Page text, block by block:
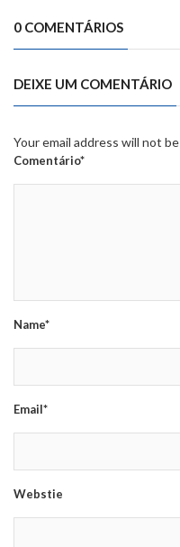
0 COMENTÁRIOS
DEIXE UM COMENTÁRIO
Your email address will not
Comentário*
Name*
Email*
Webstie